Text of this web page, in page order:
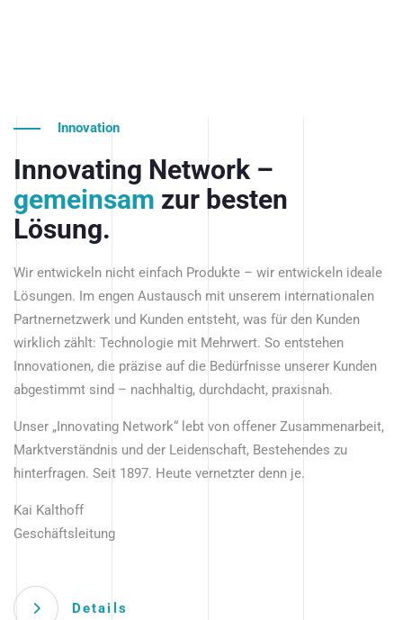
Innovation
Innovating Network –
gemeinsam zur besten
Lösung.
Wir entwickeln nicht einfach Produkte – wir entwickeln ideale
Lösungen. Im engen Austausch mit unserem internationalen
Partnernetzwerk und Kunden entsteht, was für den Kunden
wirklich zählt: Technologie mit Mehrwert. So entstehen
Innovationen, die präzise auf die Bedürfnisse unserer Kunden
abgestimmt sind – nachhaltig, durchdacht, praxisnah.
Unser „Innovating Network“ lebt von offener Zusammenarbeit,
Marktverständnis und der Leidenschaft, Bestehendes zu
hinterfragen. Seit 1897. Heute vernetzter denn je.
Kai Kalthoff
Geschäftsleitung
Details